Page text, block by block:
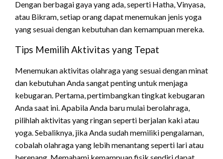
Dengan berbagai gaya yang ada, seperti Hatha, Vinyasa,
atau Bikram, setiap orang dapat menemukan jenis yoga
yang sesuai dengan kebutuhan dan kemampuan mereka.
Tips Memilih Aktivitas yang Tepat
Menemukan aktivitas olahraga yang sesuai dengan minat
dan kebutuhan Anda sangat penting untuk menjaga
kebugaran. Pertama, pertimbangkan tingkat kebugaran
Anda saat ini. Apabila Anda baru mulai berolahraga,
pilihlah aktivitas yang ringan seperti berjalan kaki atau
yoga. Sebaliknya, jika Anda sudah memiliki pengalaman,
cobalah olahraga yang lebih menantang seperti lari atau